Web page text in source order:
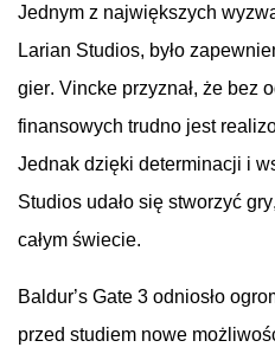
Jednym z największych
Larian Studios, było
gier. Vincke przyznał, że bez
finansowych trudno jest
Jednak dzięki determinacji i
Studios udało się stworzyć
całym świecie.
Baldur’s Gate 3 odniosło
przed studiem nowe